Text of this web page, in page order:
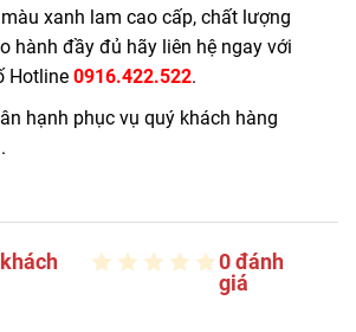
xanh lam cao cấp, chất lượng
hành đầy đủ hãy liên hệ ngay với
Hotline 0916.422.522.
hạnh phục vụ quý khách hàng
0 đánh
giá